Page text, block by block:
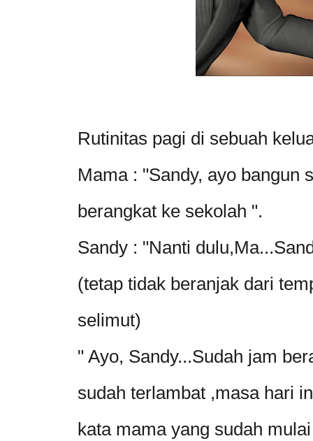
Rutinitas pagi di sebuah
Mama : "Sandy, ayo bangun
berangkat ke sekolah ".
Sandy : "Nanti
(tetap tidak beranjak dari
selimut)
" Ayo, Sandy...Sudah jam
sudah terlambat ,masa hari
kata mama yang sudah